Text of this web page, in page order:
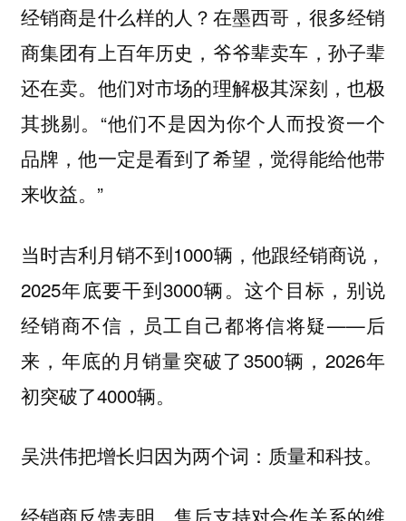
经销商是什么样的人？在墨西哥，很多经销
商集团有上百年历史，爷爷辈卖车，孙子辈
还在卖。他们对市场的理解极其深刻，也极
其挑剔。“他们不是因为你个人而投资一个
品牌，他一定是看到了希望，觉得能给他带
来收益。”
当时吉利月销不到1000辆，他跟经销商说，
2025年底要干到3000辆。这个目标，别说
经销商不信，员工自己都将信将疑——后
来，年底的月销量突破了3500辆，2026年
初突破了4000辆。
吴洪伟把增长归因为两个词：质量和科技。
经销商反馈表明，售后支持对合作关系的维